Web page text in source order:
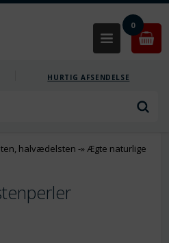
0
HURTIG AFSENDELSE
halvædelsten -»Ægte naturlige